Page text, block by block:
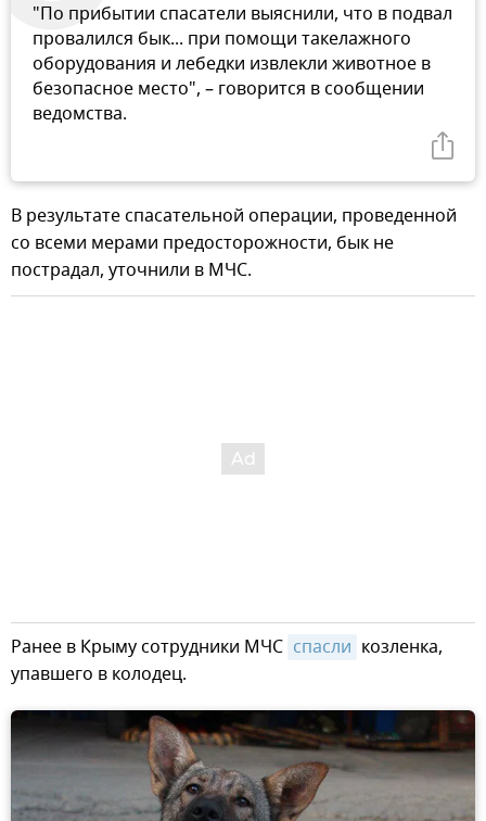
"По прибытии спасатели выяснили, что в подвал
провалился бык... при помощи такелажного
оборудования и лебедки извлекли животное в
безопасное место", – говорится в сообщении
ведомства.
В результате спасательной операции, проведенной
со всеми мерами предосторожности, бык не
пострадал, уточнили в МЧС.
Ранее в Крыму сотрудники МЧС спасли козленка,
упавшего в колодец.